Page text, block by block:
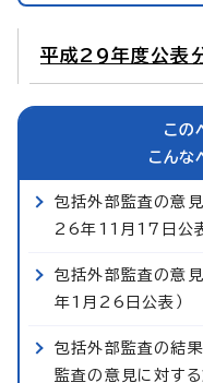
平成29年度公表
この
こんな
包括外部監査の意
26年11月17日公表
包括外部監査の意
年1月26日公表）
包括外部監査の結果
監査の意見に対す